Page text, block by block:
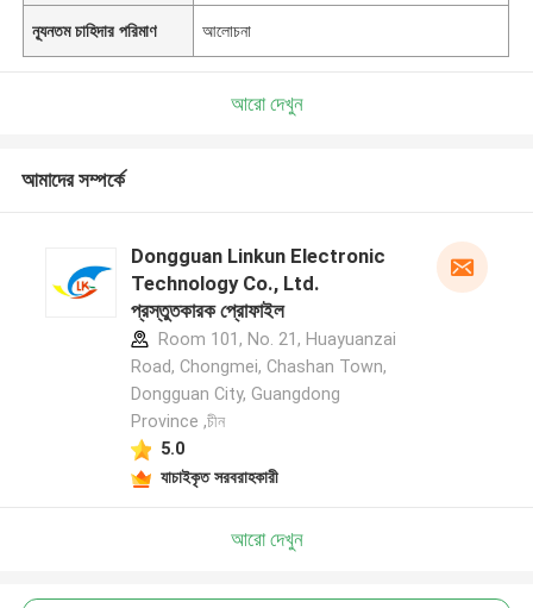
ন্যূনতম চাহিদার পরিমাণ আলোচনা
আরো দেখুন
আমাদের সম্পর্কে
Dongguan Linkun Electronic
Technology Co., Ltd.
প্রস্তুতকারক প্রোফাইল
Room 101, No. 21, Huayuanzai
Road, Chongmei, Chashan Town,
Dongguan City, Guangdong
Province ,চীন
5.0
যাচাইকৃত সরবরাহকারী
আরো দেখুন